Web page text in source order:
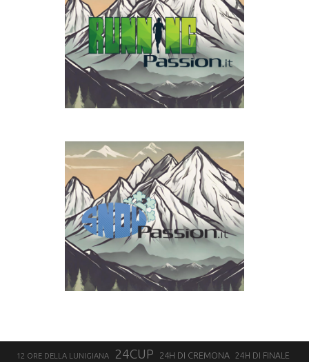
12 ORE DELLA LUNIGIANA 24CUP 24H DI CREMONA 24H DI FINALE